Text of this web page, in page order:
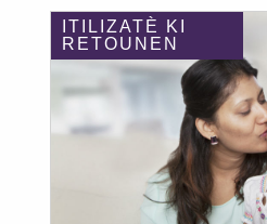
ITILIZATÈ KI
RETOUNEN